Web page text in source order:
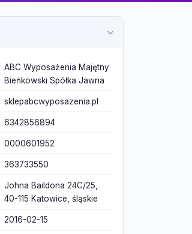
ABC Wyposażenia Majętny
Bieńkowski Spółka Jawna
sklepabcwyposazenia.pl
6342856894
0000601952
363733550
Johna Baildona 24C/25,
40-115 Katowice, śląskie
2016-02-15